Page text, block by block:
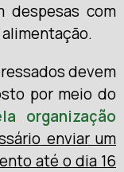
despesas com
devem
por meio do
organização
enviar um
até o dia 16